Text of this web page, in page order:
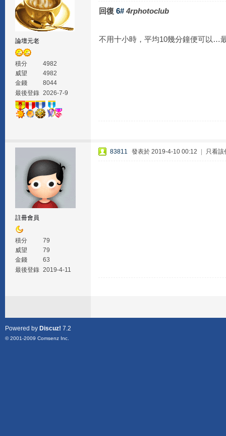
論壇元老
積分
4982
威望
4982
金錢
8044
最後登錄 2026-7-9
回復 6# 4rphotoclub
不用十小時，平均10幾分鐘便可以…
註冊會員
積分
79
威望
79
金錢
63
最後登錄 2019-4-11
83811 發表於 2019-4-10 00:12 只看該
Powered by Discuz! 7.2
© 2001-2009 Comsenz Inc.